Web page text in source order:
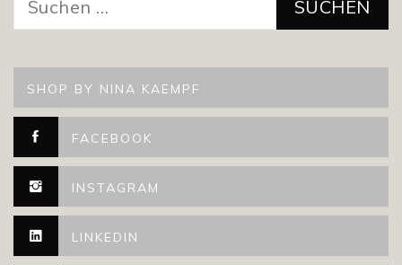
nach:
SHOP BY NINA KAEMPF
FACEBOOK
INSTAGRAM
LINKEDIN